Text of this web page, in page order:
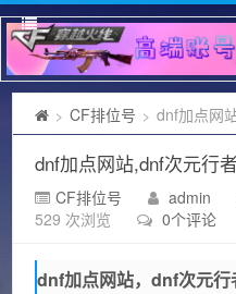
> CF排位号 > dnf加点网
dnf加点网站,dnf次元行
CF排位号 admin
529 次浏览
0个评论
dnf加点网站，dnf次元行